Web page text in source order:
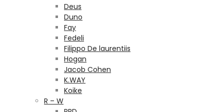
Deus
Duno
Fay
Fedeli
Filippo De laurentiis
Hogan
Jacob Cohen
K.WAY
Koike
R – W